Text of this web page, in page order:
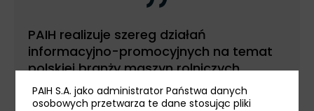
PAIH realizuje szereg działań
informacyjno-promocyjnych na temat
polskiej branży maszyn rolniczych.
Wśród nich jest organizacja polskiego
stoiska narodowegopodczas targów
PAIH S.A. jako administrator Państwa danych
osobowych przetwarza te dane stosując pliki